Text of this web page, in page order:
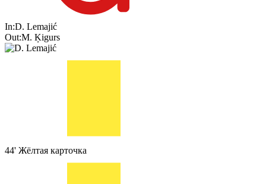
In:D. Lemajić
Out:M. Ķigurs
44' Жёлтая карточка